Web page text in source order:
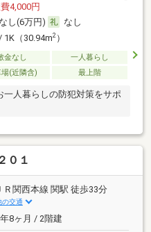
4,000円
なし(6万円)
なし
1K（30.94m2）
金なし
一人暮らし
(近隣含) 最上階
一人暮らしの防犯対策をサポ
０１
ＪＲ関西本線 関駅 徒歩33分
の交通
8ヶ月 / 2階建